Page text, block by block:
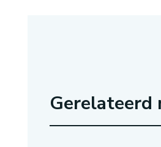
Gerelateerd